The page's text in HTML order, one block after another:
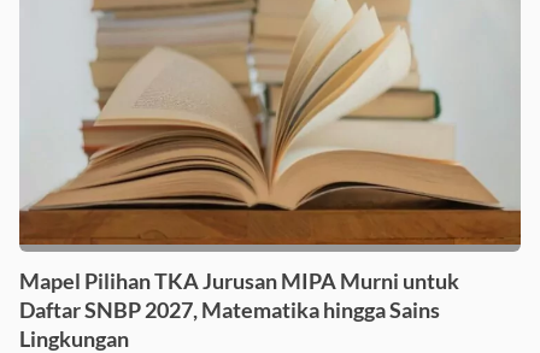
Mapel Pilihan TKA Jurusan MIPA Murni untuk
Daftar SNBP 2027, Matematika hingga Sains
Lingkungan